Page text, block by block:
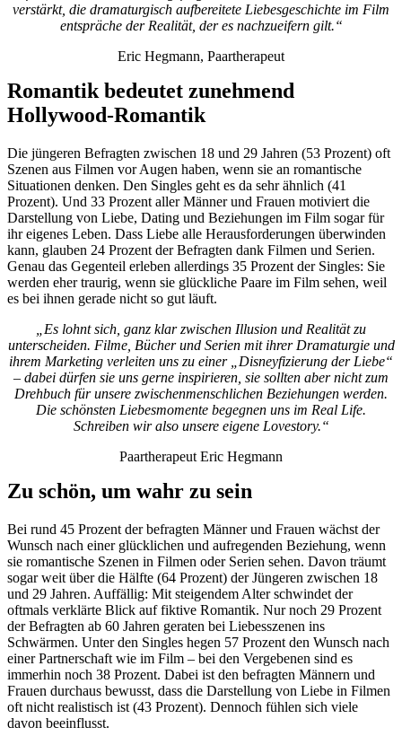
verstärkt, die dramaturgisch aufbereitete Liebesgeschichte im Film
entspräche der Realität, der es nachzueifern gilt.“
Eric Hegmann, Paartherapeut
Romantik bedeutet zunehmend
Hollywood-Romantik
Die jüngeren Befragten zwischen 18 und 29 Jahren (53 Prozent) oft
Szenen aus Filmen vor Augen haben, wenn sie an romantische
Situationen denken. Den Singles geht es da sehr ähnlich (41
Prozent). Und 33 Prozent aller Männer und Frauen motiviert die
Darstellung von Liebe, Dating und Beziehungen im Film sogar für
ihr eigenes Leben. Dass Liebe alle Herausforderungen überwinden
kann, glauben 24 Prozent der Befragten dank Filmen und Serien.
Genau das Gegenteil erleben allerdings 35 Prozent der Singles: Sie
werden eher traurig, wenn sie glückliche Paare im Film sehen, weil
es bei ihnen gerade nicht so gut läuft.
„Es lohnt sich, ganz klar zwischen Illusion und Realität zu
unterscheiden. Filme, Bücher und Serien mit ihrer Dramaturgie und
ihrem Marketing verleiten uns zu einer „Disneyfizierung der Liebe“
– dabei dürfen sie uns gerne inspirieren, sie sollten aber nicht zum
Drehbuch für unsere zwischenmenschlichen Beziehungen werden.
Die schönsten Liebesmomente begegnen uns im Real Life.
Schreiben wir also unsere eigene Lovestory.“
Paartherapeut Eric Hegmann
Zu schön, um wahr zu sein
Bei rund 45 Prozent der befragten Männer und Frauen wächst der
Wunsch nach einer glücklichen und aufregenden Beziehung, wenn
sie romantische Szenen in Filmen oder Serien sehen. Davon träumt
sogar weit über die Hälfte (64 Prozent) der Jüngeren zwischen 18
und 29 Jahren. Auffällig: Mit steigendem Alter schwindet der
oftmals verklärte Blick auf fiktive Romantik. Nur noch 29 Prozent
der Befragten ab 60 Jahren geraten bei Liebesszenen ins
Schwärmen. Unter den Singles hegen 57 Prozent den Wunsch nach
einer Partnerschaft wie im Film – bei den Vergebenen sind es
immerhin noch 38 Prozent. Dabei ist den befragten Männern und
Frauen durchaus bewusst, dass die Darstellung von Liebe in Filmen
oft nicht realistisch ist (43 Prozent). Dennoch fühlen sich viele
davon beeinflusst.